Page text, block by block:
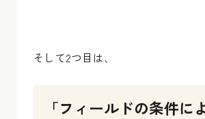
そして2つ目は、
「フィールドの条件に